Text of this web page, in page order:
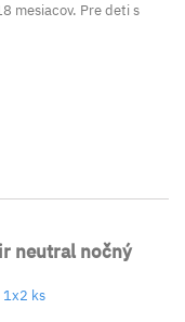
mesiacov. Pre deti s
neutral nočný
1x2 ks